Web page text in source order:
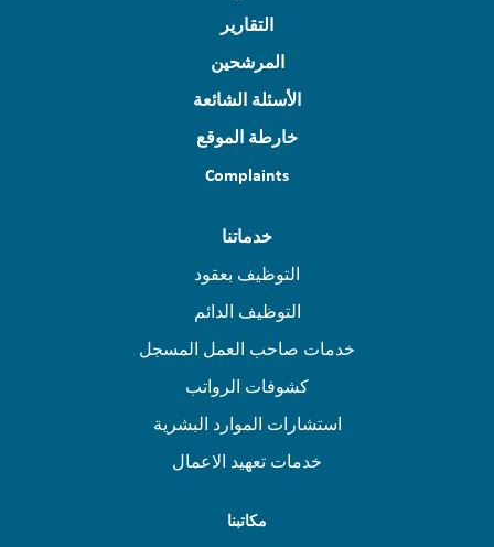
التقارير
المرشحين
الأسئلة الشائعة
خارطة الموقع
Complaints
خدماتنا
التوظيف بعقود
التوظيف الدائم
خدمات صاحب العمل المسجل
كشوفات الرواتب
استشارات الموارد البشرية
خدمات تعهيد الاعمال
مكاتبنا